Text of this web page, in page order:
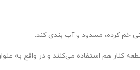
خم کرده، مسدود و آب بندی کند.
کنار هم استفاده می‌کنند و در واقع به